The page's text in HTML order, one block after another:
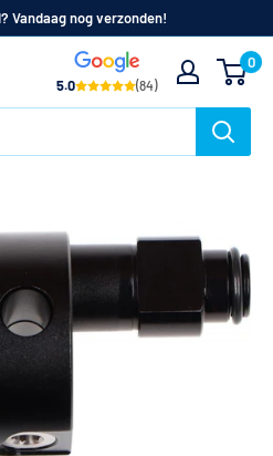
Vandaag nog verzonden!
5.0 (84)
0